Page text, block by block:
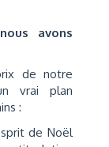
avons
de notre
vrai plan
:
de Noël